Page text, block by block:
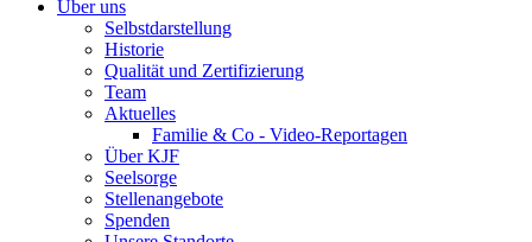
Über uns
Selbstdarstellung
Historie
Qualität und Zertifizierung
Team
Aktuelles
Familie & Co - Video-Reportagen
Über KJF
Seelsorge
Stellenangebote
Spenden